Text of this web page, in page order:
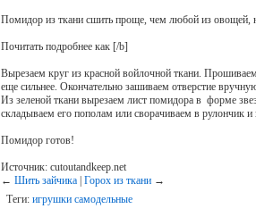
Помидор из ткани сшить проще, чем любой из овощей,
Почитать подробнее как [/b]
Вырезаем круг из красной войлочной ткани.
еще сильнее. Окончательно зашиваем отверстие
Из зеленой ткани вырезаем лист помидора в форме
складываем его пополам или сворачиваем в рулончик
Помидор готов!
Источник: cutoutandkeep.net
←Шить зайчика |Горох из ткани →
Теги:игрушки самодельные